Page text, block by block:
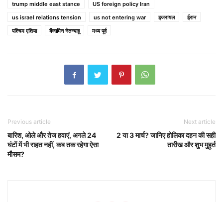
trump middle east stance
US foreign policy Iran
us israel relations tension
us not entering war इजरायल
ईरान
पश्चिम एशिया
बेंजामिन नेतन्याहू मध्य पूर्व
Previous article
बारिश, ओले और तेज हवाएं, अगले 24
घंटों में भी राहत नहीं, कब तक रहेगा ऐसा
मौसम?
Next article
2 या 3 मार्च? जानिए होलिका दहन की सही
तारीख और शुभ मुहुर्त